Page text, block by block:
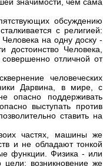
обсуждению
с религией:
на одну доску -
Человека,
отличной от
человеческих
Дарвина, в мире, с
опасно поддерживать
выступать против
ставить на
частях, машины же
и не обладают тонкой
функции. Физика - или
возникновение же